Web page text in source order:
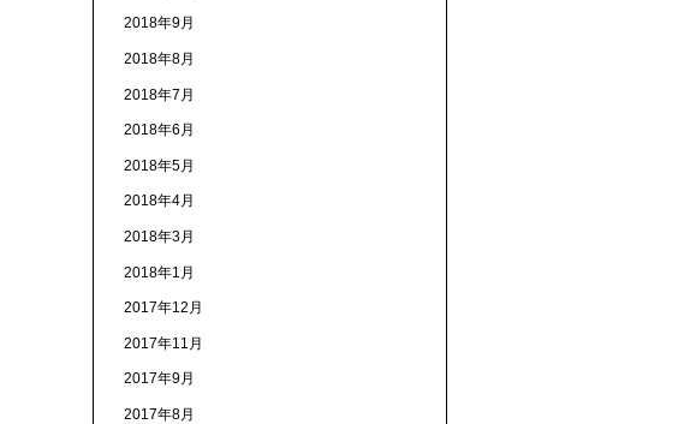
2018年9月
2018年8月
2018年7月
2018年6月
2018年5月
2018年4月
2018年3月
2018年1月
2017年12月
2017年11月
2017年9月
2017年8月